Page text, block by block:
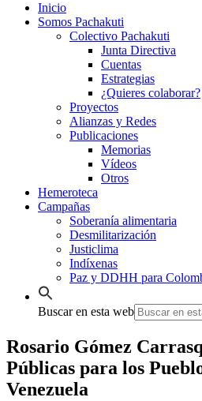
Inicio
Somos Pachakuti
Colectivo Pachakuti
Junta Directiva
Cuentas
Estrategias
¿Quieres colaborar?
Proyectos
Alianzas y Redes
Publicaciones
Memorias
Vídeos
Otros
Hemeroteca
Campañas
Soberanía alimentaria
Desmilitarización
Justiclima
Indíxenas
Paz y DDHH para
Buscar en esta web
Rosario Gómez
Públicas para los
Venezuela